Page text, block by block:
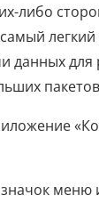
либо
данных для
меню